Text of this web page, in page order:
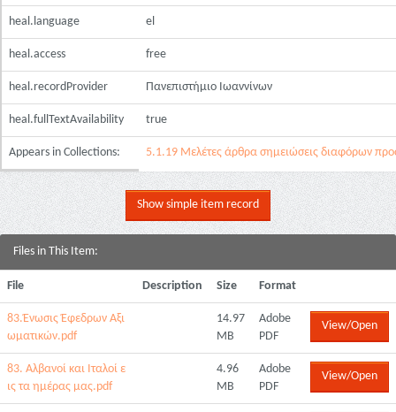
heal.language el
heal.access free
heal.recordProvider Πανεπιστήμιο Ιωαννίνων
heal.fullTextAvailability true
Appears in Collections: 5.1.19 Μελέτες άρθρα σημειώσεις διαφόρων
Show simple item record
Files in This Item:
File Description Size Format
83.Ένωσις Έφεδρων Αξι
ωματικών.pdf
14.97
MB
Adobe
PDF
View/Open
83. Αλβανοί και Ιταλοί ε
ις τα ημέρας μας.pdf
4.96
MB
Adobe
PDF
View/Open